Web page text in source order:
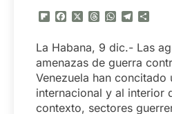
Flipboard
Facebook
X Threads
WhatsApp
La Habana, 9 dic.- Las
amenazas de guerra
Venezuela han concitado
internacional y al interior
contexto, sectores